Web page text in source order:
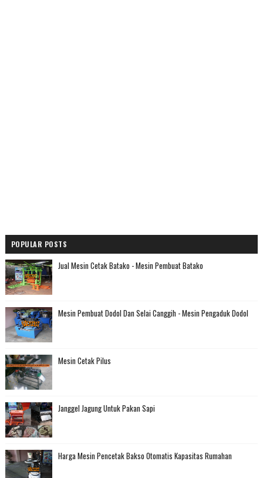
POPULAR POSTS
Jual Mesin Cetak Batako - Mesin Pembuat Batako
Mesin Pembuat Dodol Dan Selai Canggih - Mesin Pengaduk Dodol
Mesin Cetak Pilus
Janggel Jagung Untuk Pakan Sapi
Harga Mesin Pencetak Bakso Otomatis Kapasitas Rumahan